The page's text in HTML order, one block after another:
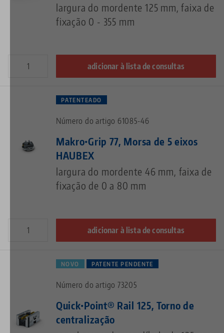
largura do mordente 125 mm, faixa de
fixação 0 - 355 mm
adicionar à lista de consultas
PATENTEADO
Número do artigo 61085-46
Makro•Grip 77, Morsa de 5 eixos
HAUBEX
largura do mordente 46 mm, faixa de
fixação de 0 a 80 mm
adicionar à lista de consultas
NOVO PATENTE PENDENTE
Número do artigo 73205
Quick•Point® Rail 125, Torno de
centralização